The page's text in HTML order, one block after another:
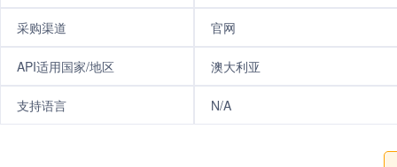
采购渠道 官网
API适用国家/地区 澳大利亚
支持语言 N/A